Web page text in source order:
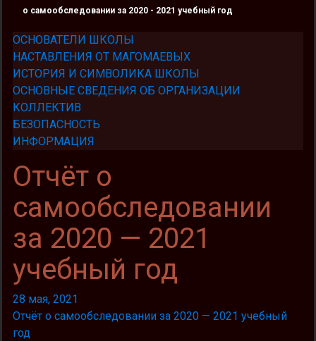
о самообследовании за 2020 - 2021 учебный год
ОСНОВАТЕЛИ ШКОЛЫ
НАСТАВЛЕНИЯ ОТ МАГОМАЕВЫХ
ИСТОРИЯ И СИМВОЛИКА ШКОЛЫ
ОСНОВНЫЕ СВЕДЕНИЯ ОБ ОРГАНИЗАЦИИ
КОЛЛЕКТИВ
БЕЗОПАСНОСТЬ
ИНФОРМАЦИЯ
Отчёт о
самообследовании
за 2020 — 2021
учебный год
28 мая, 2021
Отчёт о самообследовании за 2020 — 2021 учебный
год